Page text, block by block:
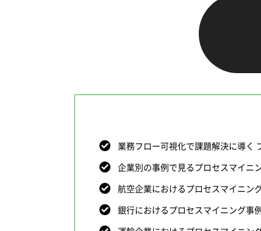
業務フロー可視化で課題解決に導く
企業別の事例で見るプロセスマイニ
航空企業におけるプロセスマイニン
銀行におけるプロセスマイニング事